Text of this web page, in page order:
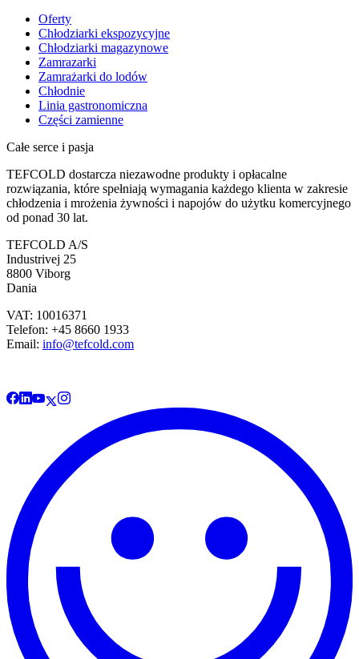
Oferty
Chłodziarki ekspozycyjne
Chłodziarki magazynowe
Zamrazarki
Zamrażarki do lodów
Chłodnie
Linia gastronomiczna
Części zamienne
Całe serce i pasja
TEFCOLD dostarcza niezawodne produkty i opłacalne
rozwiązania, które spełniają wymagania każdego klienta w zakresie
chłodzenia i mrożenia żywności i napojów do użytku komercyjnego
od ponad 30 lat.
TEFCOLD A/S
Industrivej 25
8800 Viborg
Dania
VAT: 10016371
Telefon: +45 8660 1933
Email: info@tefcold.com